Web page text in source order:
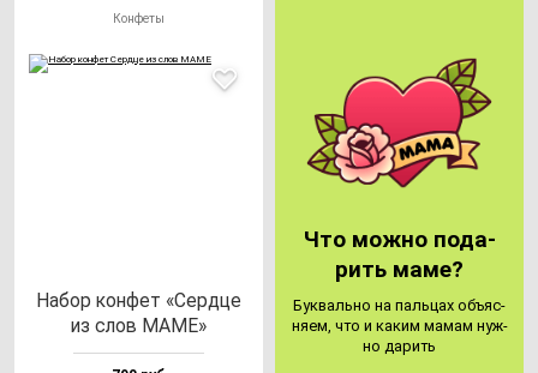
Конфеты
Набор кон­фет «Сер­дце
из слов МАМЕ»
Что мож­но по­да­
рить ма­ме?
Бук­валь­но на паль­цах объ­яс­
ня­ем, что и ка­ким ма­мам нуж­
но да­рить